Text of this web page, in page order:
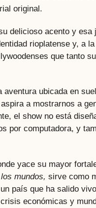
original.
delicioso acento y
rioplatense y, a
que tanto
ubicada en
a mostrarnos a
el show no está
por computadora, y
yace su mayor
mundos, sirve como
país que ha salido
económicas y